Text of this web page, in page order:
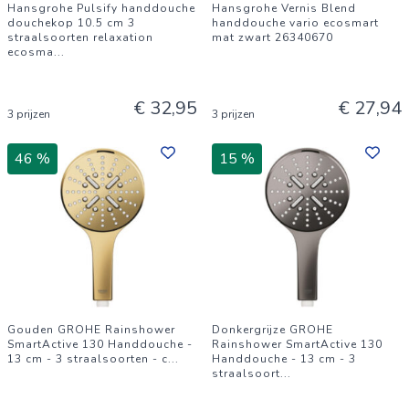
Hansgrohe Pulsify handdouche
douchekop 10.5 cm 3
straalsoorten relaxation
ecosma...
3 prijzen € 32,95
Hansgrohe Vernis Blend
handdouche vario ecosmart
mat zwart 26340670
3 prijzen € 27,94
46 %
Gouden GROHE Rainshower
SmartActive 130 Handdouche -
13 cm - 3 straalsoorten - c...
15 %
Donkergrijze GROHE
Rainshower SmartActive 130
Handdouche - 13 cm - 3
straalsoort...